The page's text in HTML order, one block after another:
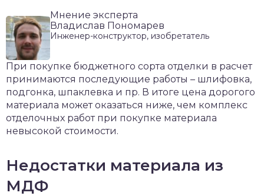
Мнение эксперта
Владислав Пономарев
Инженер-конструктор, изобретатель
При покупке бюджетного сорта отделки в расчет
принимаются последующие работы – шлифовка,
подгонка, шпаклевка и пр. В итоге цена дорогого
материала может оказаться ниже, чем комплекс
отделочных работ при покупке материала
невысокой стоимости.
Недостатки материала из
МДФ